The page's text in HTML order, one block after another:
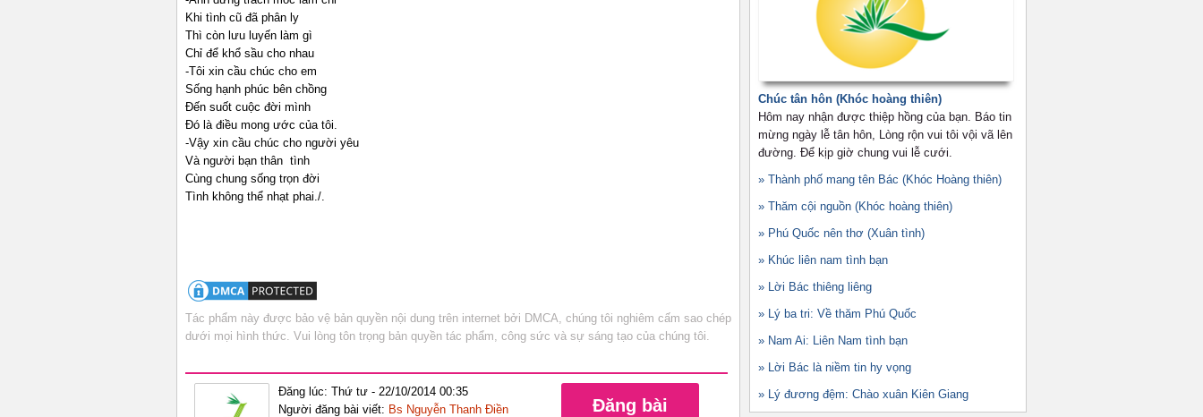
Khi tình cũ đã phân ly
Thì còn lưu luyến làm gì
Chỉ để khổ sầu cho nhau
-Tôi xin cầu chúc cho em
Sống hạnh phúc bên chồng
Đến suốt cuộc đời mình
Đó là điều mong ước của tôi.
-Vậy xin cầu chúc cho người yêu
Và người bạn thân tình
Cùng chung sống trọn đời
Tình không thể nhạt phai./.
Tác phẩm này được bảo vệ bản quyền nội dung trên internet bởi DMCA, chúng tôi nghiêm cấm sao chép
dưới mọi hình thức. Vui lòng tôn trọng bản quyền tác phẩm, công sức và sự sáng tạo của chúng tôi.
Đăng lúc: Thứ tư - 22/10/2014 00:35
Người đăng bài viết: Bs Nguyễn Thanh Điền Đăng bài
Chúc tân hôn (Khóc hoàng thiên)
Hôm nay nhận được thiệp hồng của bạn. Báo tin
mừng ngày lễ tân hôn, Lòng rộn vui tôi vội vã lên
đường. Để kịp giờ chung vui lễ cưới.
» Thành phố mang tên Bác (Khóc Hoàng thiên)
» Thăm cội nguồn (Khóc hoàng thiên)
» Phú Quốc nên thơ (Xuân tình)
» Khúc liên nam tình bạn
» Lời Bác thiêng liêng
» Lý ba tri: Về thăm Phú Quốc
» Nam Ai: Liên Nam tình bạn
» Lời Bác là niềm tin hy vọng
» Lý đương đệm: Chào xuân Kiên Giang